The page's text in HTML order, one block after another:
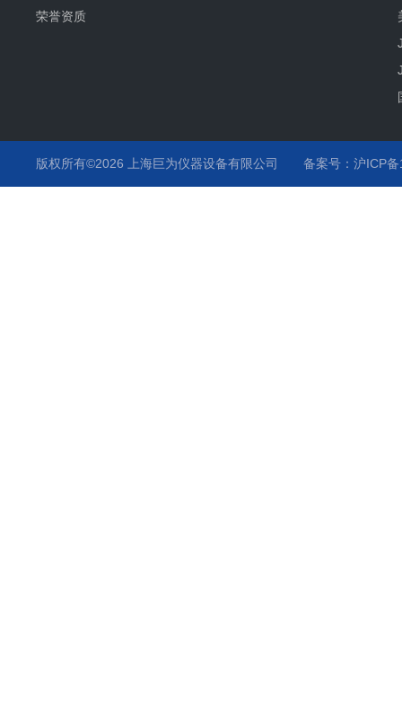
荣誉资质
版权所有©2026 上海巨为仪器设备有限公司 备案号：沪ICP